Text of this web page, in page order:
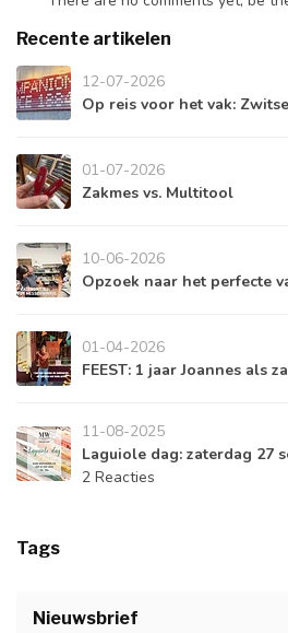
Recente artikelen
12-07-2026
Op reis voor het vak:
01-07-2026
Zakmes vs. Multitool
10-06-2026
Opzoek naar het perfecte
01-04-2026
FEEST: 1 jaar Joannes als
11-08-2025
Laguiole dag: zaterdag 27
2 Reacties
Tags
Nieuwsbrief